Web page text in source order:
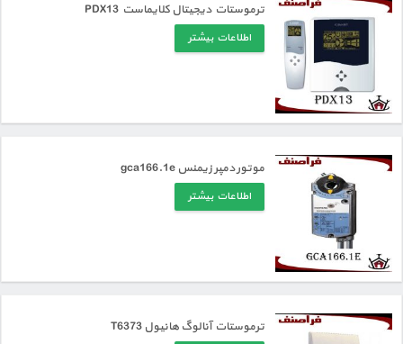
ترموستات دیجیتال کلایماست PDX13
اطلاعات بیشتر
موتور دمپر زیمنس gca166.1e
اطلاعات بیشتر
ترموستات آنالوگ هانیول T6373